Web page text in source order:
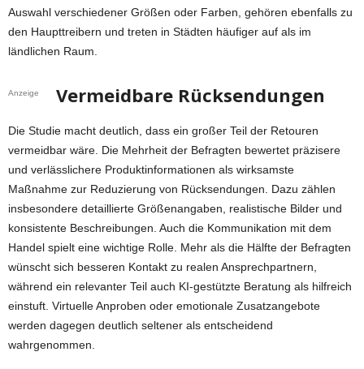
Auswahl verschiedener Größen oder Farben, gehören ebenfalls zu
den Haupttreibern und treten in Städten häufiger auf als im
ländlichen Raum.
Anzeige Vermeidbare Rücksendungen
Die Studie macht deutlich, dass ein großer Teil der Retouren
vermeidbar wäre. Die Mehrheit der Befragten bewertet präzisere
und verlässlichere Produktinformationen als wirksamste
Maßnahme zur Reduzierung von Rücksendungen. Dazu zählen
insbesondere detaillierte Größenangaben, realistische Bilder und
konsistente Beschreibungen. Auch die Kommunikation mit dem
Handel spielt eine wichtige Rolle. Mehr als die Hälfte der Befragten
wünscht sich besseren Kontakt zu realen Ansprechpartnern,
während ein relevanter Teil auch KI-gestützte Beratung als hilfreich
einstuft. Virtuelle Anproben oder emotionale Zusatzangebote
werden dagegen deutlich seltener als entscheidend
wahrgenommen.